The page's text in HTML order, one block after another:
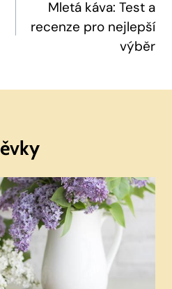
Mletá káva: Test a
recenze pro nejlepší
výběr